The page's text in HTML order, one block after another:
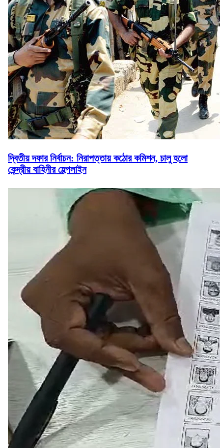
দ্বিতীয় দফার নির্বাচন: নিরাপত্তায় কঠোর কমিশন, চালু হলো
কেন্দ্রীয় বাহিনীর হেল্পলাইন